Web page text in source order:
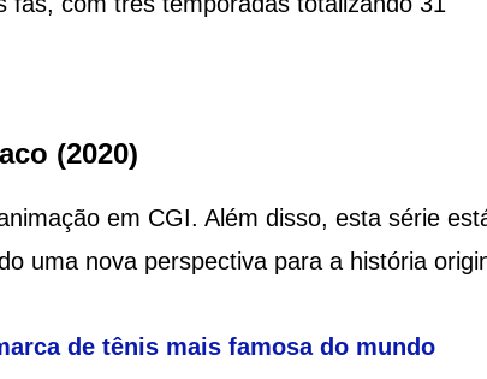
(2020)
em CGI. Além disso, esta série
uma nova perspectiva para a história
de tênis mais famosa do mundo